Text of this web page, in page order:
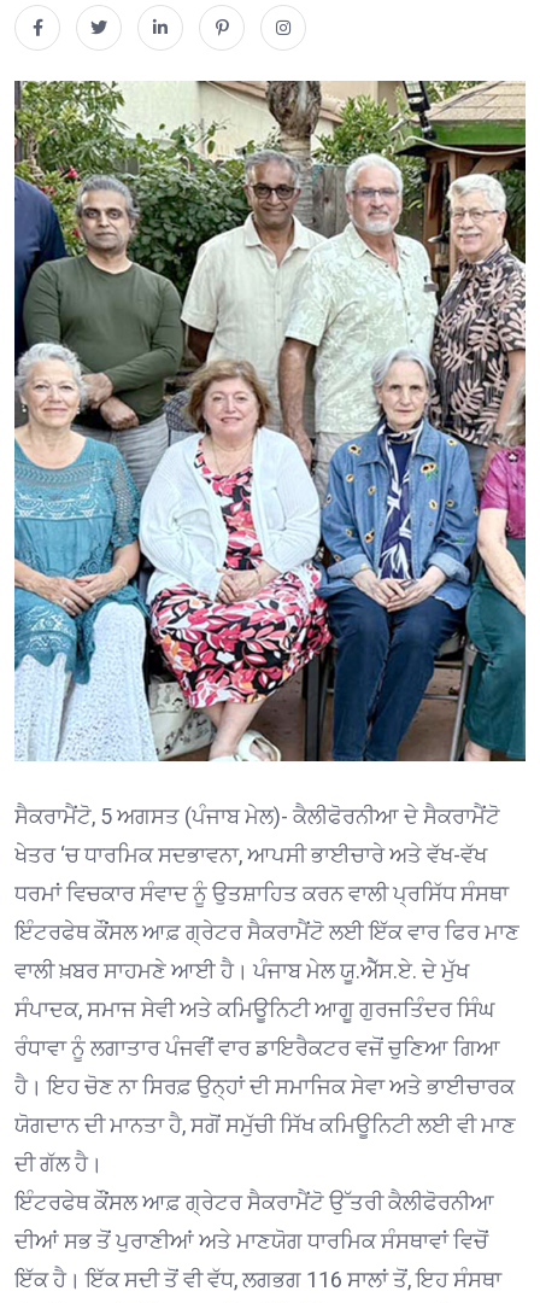
ਸੈਕਰਾਮੈਂਟੋ, 5 ਅਗਸਤ (ਪੰਜਾਬ ਮੇਲ)- ਕੈਲੀਫੋਰਨੀਆ ਦੇ ਸੈਕਰਾਮੈਂਟੋ
ਖੇਤਰ ‘ਚ ਧਾਰਮਿਕ ਸਦਭਾਵਨਾ, ਆਪਸੀ ਭਾਈਚਾਰੇ ਅਤੇ ਵੱਖ-ਵੱਖ
ਧਰਮਾਂ ਵਿਚਕਾਰ ਸੰਵਾਦ ਨੂੰ ਉਤਸ਼ਾਹਿਤ ਕਰਨ ਵਾਲੀ ਪ੍ਰਸਿੱਧ ਸੰਸਥਾ
ਇੰਟਰਫੇਥ ਕੌਂਸਲ ਆਫ਼ ਗ੍ਰੇਟਰ ਸੈਕਰਾਮੈਂਟੋ ਲਈ ਇੱਕ ਵਾਰ ਫਿਰ ਮਾਣ
ਵਾਲੀ ਖ਼ਬਰ ਸਾਹਮਣੇ ਆਈ ਹੈ। ਪੰਜਾਬ ਮੇਲ ਯੂ.ਐੱਸ.ਏ. ਦੇ ਮੁੱਖ
ਸੰਪਾਦਕ, ਸਮਾਜ ਸੇਵੀ ਅਤੇ ਕਮਿਊਨਿਟੀ ਆਗੂ ਗੁਰਜਤਿੰਦਰ ਸਿੰਘ
ਰੰਧਾਵਾ ਨੂੰ ਲਗਾਤਾਰ ਪੰਜਵੀਂ ਵਾਰ ਡਾਇਰੈਕਟਰ ਵਜੋਂ ਚੁਣਿਆ ਗਿਆ
ਹੈ। ਇਹ ਚੋਣ ਨਾ ਸਿਰਫ਼ ਉਨ੍ਹਾਂ ਦੀ ਸਮਾਜਿਕ ਸੇਵਾ ਅਤੇ ਭਾਈਚਾਰਕ
ਯੋਗਦਾਨ ਦੀ ਮਾਨਤਾ ਹੈ, ਸਗੋਂ ਸਮੁੱਚੀ ਸਿੱਖ ਕਮਿਊਨਿਟੀ ਲਈ ਵੀ ਮਾਣ
ਦੀ ਗੱਲ ਹੈ।
ਇੰਟਰਫੇਥ ਕੌਂਸਲ ਆਫ਼ ਗ੍ਰੇਟਰ ਸੈਕਰਾਮੈਂਟੋ ਉੱਤਰੀ ਕੈਲੀਫੋਰਨੀਆ
ਦੀਆਂ ਸਭ ਤੋਂ ਪੁਰਾਣੀਆਂ ਅਤੇ ਮਾਣਯੋਗ ਧਾਰਮਿਕ ਸੰਸਥਾਵਾਂ ਵਿਚੋਂ
ਇੱਕ ਹੈ। ਇੱਕ ਸਦੀ ਤੋਂ ਵੀ ਵੱਧ, ਲਗਭਗ 116 ਸਾਲਾਂ ਤੋਂ, ਇਹ ਸੰਸਥਾ